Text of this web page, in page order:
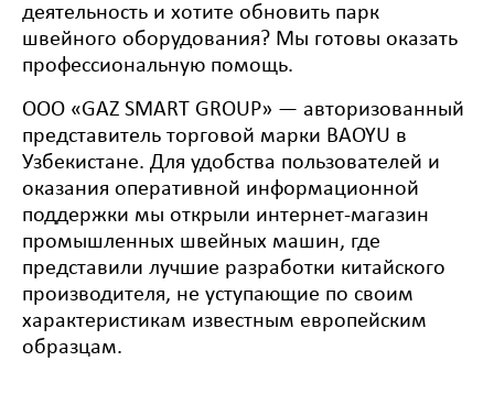
деятельность и хотите обновить парк
швейного оборудования? Мы готовы оказать
профессиональную помощь.
OOO «GAZ SMART GROUP» — авторизованный
представитель торговой марки BAOYU в
Узбекистане. Для удобства пользователей и
оказания оперативной информационной
поддержки мы открыли интернет-магазин
промышленных швейных машин, где
представили лучшие разработки китайского
производителя, не уступающие по своим
характеристикам известным европейским
образцам.